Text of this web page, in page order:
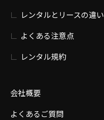
レンタルとリースの違い
よくある注意点
レンタル規約
会社概要
よくあるご質問